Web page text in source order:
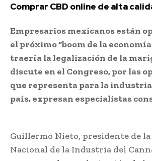
Comprar CBD online de alta
Empresarios mexicanos están
el próximo “boom de la
traería la legalización de la
discute en el Congreso, por las
que representa para la industria
país, expresan especialistas
Guillermo Nieto, presidente de
Nacional de la Industria del